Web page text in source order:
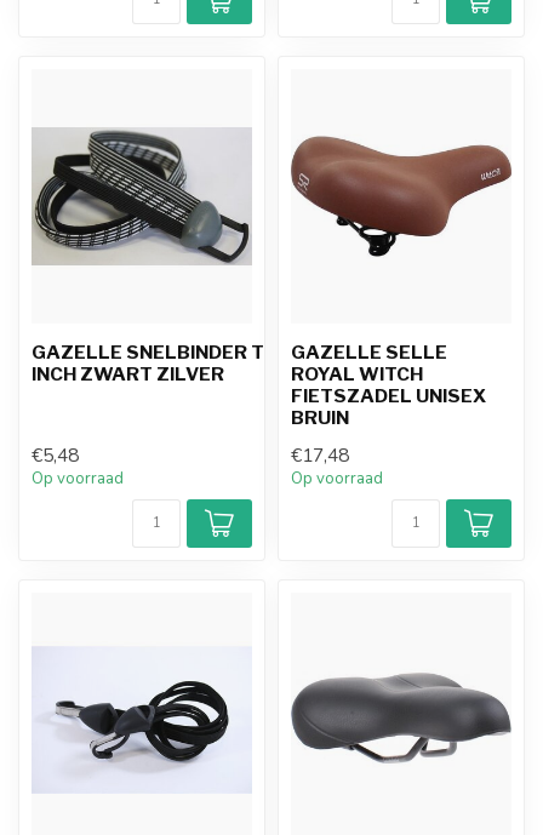
GAZELLE SNELBINDER TRIO 28
INCH ZWART ZILVER
€5,48
Op voorraad
GAZELLE SELLE
ROYAL WITCH
FIETSZADEL UNISEX
BRUIN
€17,48
Op voorraad